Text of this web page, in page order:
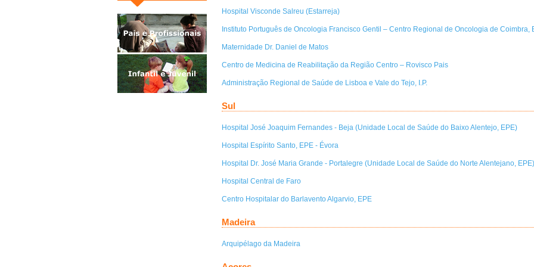
Hospital Visconde Salreu (Estarreja)
Instituto Português de Oncologia Francisco Gentil – Centro Regional de Oncologia de Coimbra,
Maternidade Dr. Daniel de Matos
Centro de Medicina de Reabilitação da Região Centro – Rovisco Pais
Administração Regional de Saúde de Lisboa e Vale do Tejo, I.P.
Sul
Hospital José Joaquim Fernandes - Beja (Unidade Local de Saúde do Baixo Alentejo, EPE)
Hospital Espírito Santo, EPE - Évora
Hospital Dr. José Maria Grande - Portalegre (Unidade Local de Saúde do Norte Alentejano, EPE)
Hospital Central de Faro
Centro Hospitalar do Barlavento Algarvio, EPE
Madeira
Arquipélago da Madeira